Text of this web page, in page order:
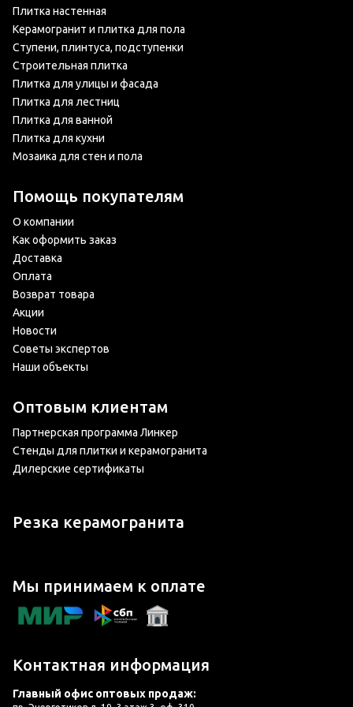
Плитка настенная
Керамогранит и плитка для пола
Ступени, плинтуса, подступенки
Строительная плитка
Плитка для улицы и фасада
Плитка для лестниц
Плитка для ванной
Плитка для кухни
Мозаика для стен и пола
Помощь покупателям
О компании
Как оформить заказ
Доставка
Оплата
Возврат товара
Акции
Новости
Советы экспертов
Наши объекты
Оптовым клиентам
Партнерская программа Линкер
Стенды для плитки и керамогранита
Дилерские сертификаты
Резка керамогранита
Мы принимаем к оплате
Контактная информация
Главный офис оптовых продаж: